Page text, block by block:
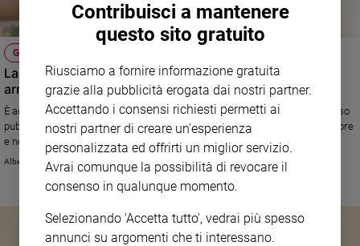
GENITORI CORAGGIOSI
La scelta straziante ma giusta della madre che ha fatto
arrestare il figlio
È accaduto a Bari. Una madre ha consegnato il figlio latitante e poi ha reso
pubblica una lettera aperta al figlio per spiegare il suo gesto. Nel suo dolore
e nella sua lucidità ci sono indicazioni preziose sul ruolo degli adulti
nell'educare.
Alberto Pellai
Contribuisci a mantenere
questo sito gratuito
Riusciamo a fornire informazione gratuita
grazie alla pubblicità erogata dai nostri partner.
Accettando i consensi richiesti permetti ai
nostri partner di creare un'esperienza
personalizzata ed offrirti un miglior servizio.
Avrai comunque la possibilità di revocare il
consenso in qualunque momento.
Selezionando 'Accetta tutto', vedrai più spesso
annunci su argomenti che ti interessano.